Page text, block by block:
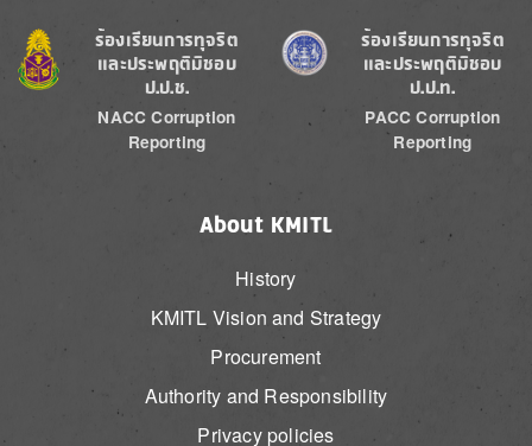
Image
ร้องเรียนการทุจริต
และประพฤติมิชอบ
ป.ป.ช.
NACC Corruption
Reporting
Image
ร้องเรียนการทุจริต
และประพฤติมิชอบ
ป.ป.ท.
PACC Corruption
Reporting
About KMITL
History
KMITL Vision and Strategy
Procurement
Authority and Responsibility
Privacy policies